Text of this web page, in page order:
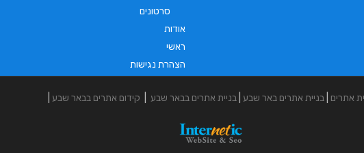
סרטונים
אודות
ראשי
הצהרת נגישות
אתרים בניית אתרים באר שבע בניית אתרים בבאר שבע קידום אתרים בבאר שבע